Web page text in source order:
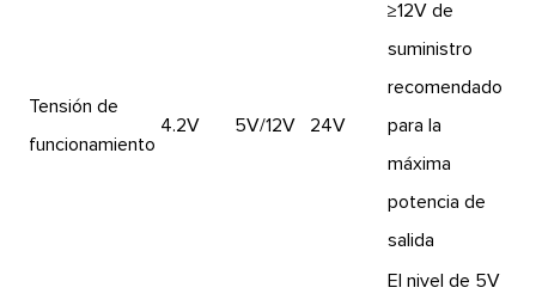
Tensión de
funcionamiento
4.2V 5V/12V 24V
≥12V de
suministro
recomendado
para la
máxima
potencia de
salida
El nivel de 5V